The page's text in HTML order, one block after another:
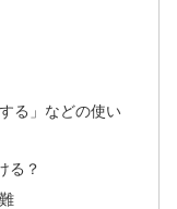
る」などの使い
る？